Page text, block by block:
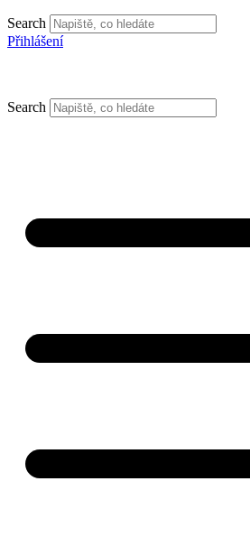
Search
Přihlášení
Search